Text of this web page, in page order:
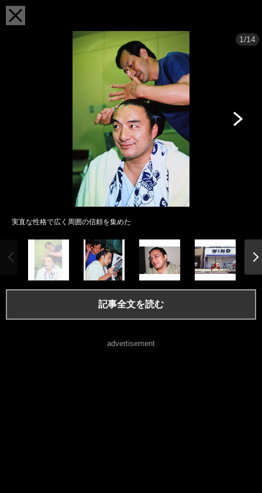
1/14
実直な性格で広く周囲の信頼を集めた
記事全文を読む
advertisement